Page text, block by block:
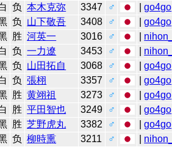
负 本木克弥 3347 ♂ |go4go
负 山下敬吾 3408 ♂ |go4go
胜 河英一 3016 ♂
负 一力遼 3453 ♂
负 山田拓自 3068 ♂ |go4go
负 張栩 3357 ♂ |go4go
胜 黄翊祖 3273 ♂ |go4go
胜 平田智也 3249 ♂ |go4go
胜 芝野虎丸 3382 ♂ |go4go
负 柳時熏 3211 ♂